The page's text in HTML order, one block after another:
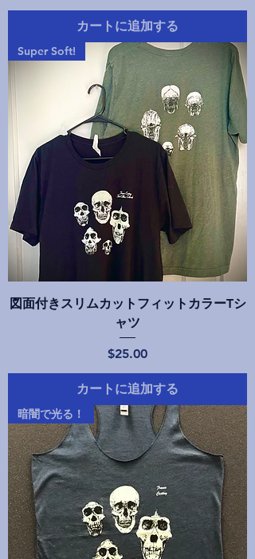
カートに追加する
Super Soft!
図面付きスリムカットフィットカラーTシ
ャツ
価格
$25.00
カートに追加する
暗闇で光る！